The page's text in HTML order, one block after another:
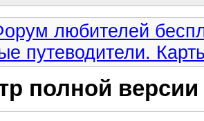
любителей
путеводители.
полной